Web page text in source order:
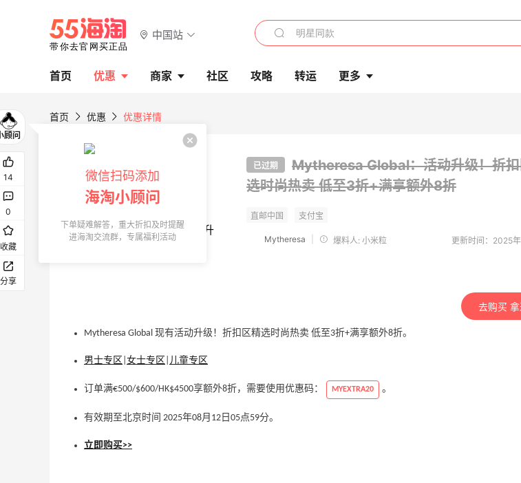
中国站
首页 优惠 商家 社区 攻略 转运 更多
首页 优惠 优惠详情
已过期
Mytheresa Global：活动升级！折
选时尚热卖低至3折+满享额外8折
Mytheresa 爆料人: 小米粒 更新时间：2025
去购买
Mytheresa Global 现有活动升级！折扣区精选时尚热卖 低至3折+满享额外8折。
男士专区 女士专区 儿童专区
订单满€500/$600/HK$4500享额外8折，需要使用优惠码： MYEXTRA20 。
有效期至北京时间 2025年08月12日05点59分。
立即购买>>
14
0
收藏
分享
微信扫码添加
海淘小顾问
下单疑难解答，重大折扣及时提醒
进海淘交流群，专属福利活动